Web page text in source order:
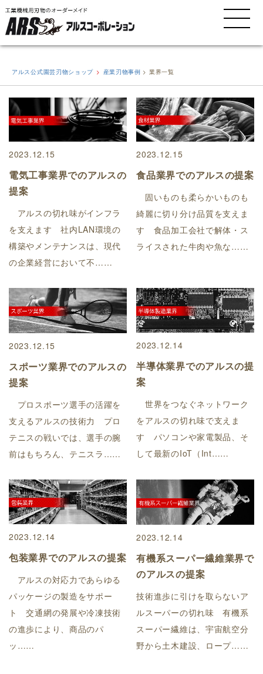
MENU
アルス公式園芸刃物ショップ 産業刃物事例 > 業界一覧
2023.12.15
電気工事業界でのアルスの
提案
アルスの切れ味がインフラ
を支えます 社内LAN環境の
構築やメンテナンスは、現代
の企業経営において不……
2023.12.15
食品業界でのアルスの提案
固いものも柔らかいものも
綺麗に切り分け品質を支えま
す 食品加工会社で解体・ス
ライスされた牛肉や魚な……
2023.12.15
スポーツ業界でのアルスの
提案
プロスポーツ選手の活躍を
支えるアルスの技術力 プロ
テニスの戦いでは、選手の腕
前はもちろん、テニスラ……
2023.12.14
半導体業界でのアルスの提
案
世界をつなぐネットワーク
をアルスの切れ味で支えま
す パソコンや家電製品、そ
して最新のIoT（Int……
2023.12.14
包装業界でのアルスの提案
アルスの対応力であらゆる
パッケージの製造をサポー
ト 交通網の発展や冷凍技術
の進歩により、商品のパ
ッ……
2023.12.14
有機系スーパー繊維業界で
のアルスの提案
技術進歩に引けを取らないア
ルスーパーの切れ味 有機系
スーパー繊維は、宇宙航空分
野から土木建設、ロープ……